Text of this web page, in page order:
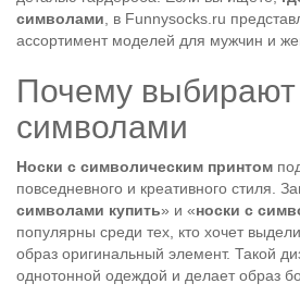
символами , в Funnysocks.ru
ассортимент моделей для мужчин и
Почему выбирают
символами
Носки с символическим принтом
повседневного и креативного стиля.
символами купить» и «носки с
популярны среди тех, кто хочет
образ оригинальный элемент. Такой
однотонной одеждой и делает образ